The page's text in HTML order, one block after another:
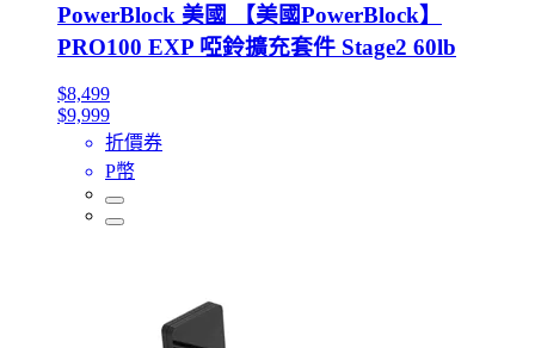
PowerBlock 美國 【美國PowerBlock】
PRO100 EXP 啞鈴擴充套件 Stage2 60lb
$8,499
$9,999
折價券
P幣